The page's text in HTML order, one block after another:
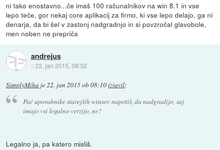
ni tako enostavno...če imaš 100 računalnikov na win 8.1 in vse
lepo teče, gor nekaj core aplikacij za firmo, ki vse lepo delajo, ga ni
denarja, da bi šel v zastonj nadgradnjo in si povzročal glavobole,
men noben ne prepriča
andrejus
::22. jan 2015, 08:32
SimplyMiha je22. jan 2015 ob 08:10izjavil:
Pač uporabnike starejših winsov napotiš, da nadgradijo, saj
imajo vsi legalno verzijo, ne?
Legalno ja, pa katero misliš.